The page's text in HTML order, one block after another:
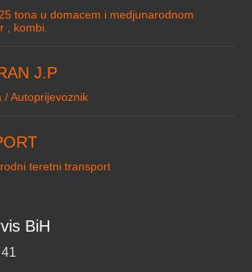
tona u domacem i medjunarodnom
, kombi.
J.P
/ Autoprijevoznik
teretni transport
BiH